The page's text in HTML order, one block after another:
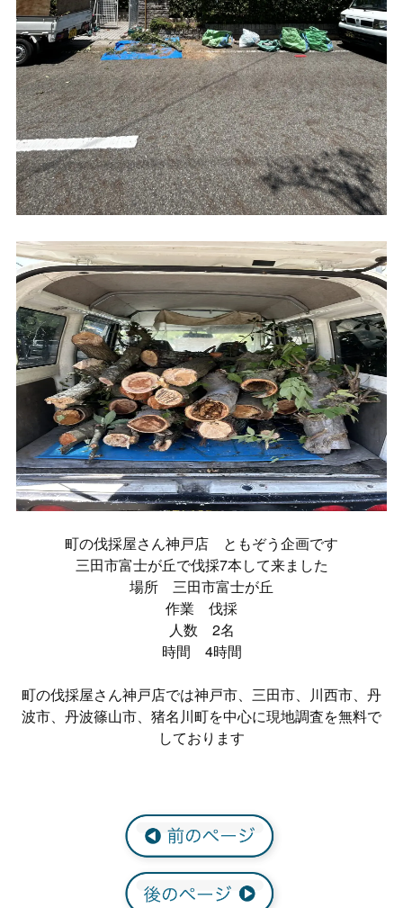
町の伐採屋さん神戸店 ともぞう企画です
三田市富士が丘で伐採7本して来ました
場所 三田市富士が丘
作業 伐採
人数 2名
時間 4時間
町の伐採屋さん神戸店では神戸市、三田市、川西市、丹
波市、丹波篠山市、猪名川町を中心に現地調査を無料で
しております